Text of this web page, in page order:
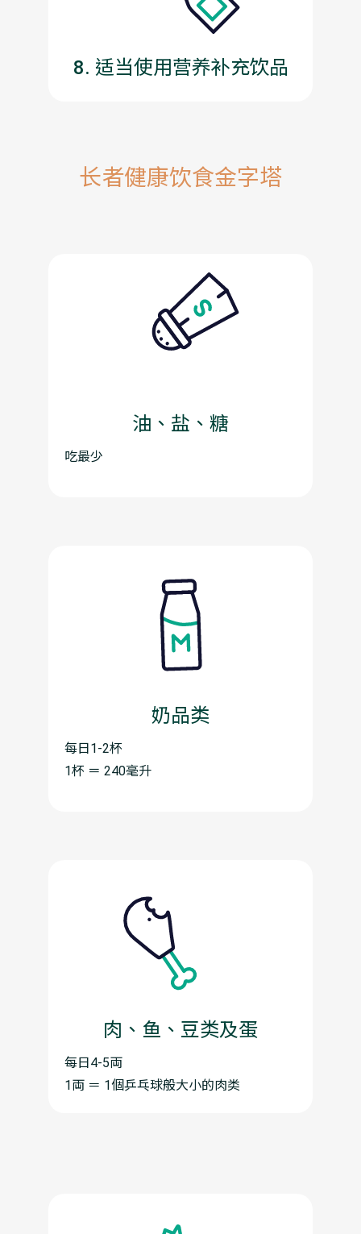
8. 适当使用营养补充饮品
长者健康饮食金字塔
油、盐、糖
吃最少
奶品类
每日1-2杯
1杯 ＝ 240毫升
肉、鱼、豆类及蛋
每日4-5両
1両 ＝ 1個乒乓球般大小的肉类